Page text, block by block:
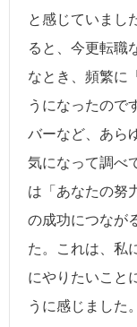
と感じていまし
ると、今更転職
なとき、頻繁に
うになったので
バーなど、あら
気になって調べ
は「あなたの努
の成功につなが
た。これは、私
にやりたいこと
うに感じました